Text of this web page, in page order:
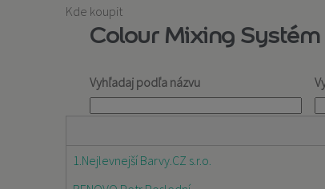
Kde koupit
Colour Mixing Systém
Vyhľadaj podľa názvu
1.Nejlevnejší Barvy.CZ s.r.o.